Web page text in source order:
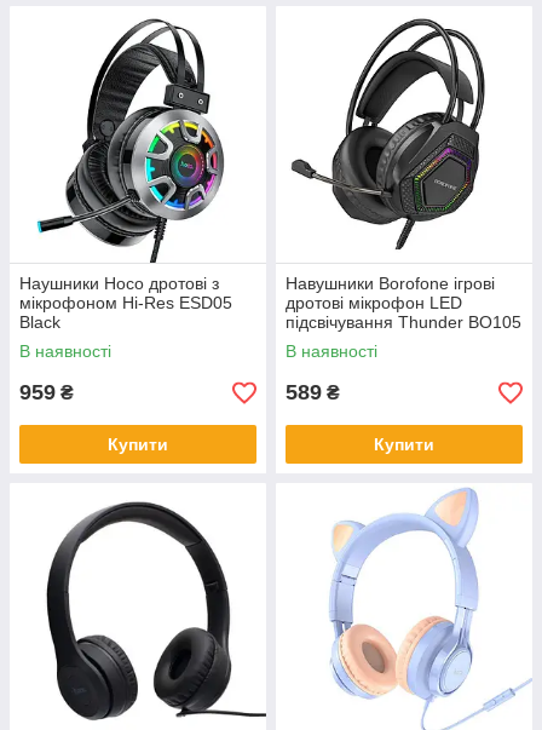
Наушники Hoco дротові з
мікрофоном Hi-Res ESD05
Black
В наявності
959 ₴
Купити
Навушники Borofone ігрові
дротові мікрофон LED
підсвічування Thunder BO105
В наявності
589 ₴
Купити